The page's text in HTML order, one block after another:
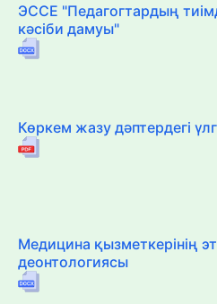
ЭССЕ "Педагогтардың
кәсіби дамуы"
Көркем жазу дәптердегі
Медицина қызметкерінің
деонтологиясы